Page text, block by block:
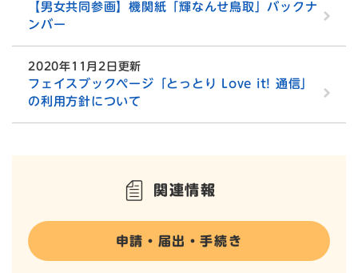
【男女共同参画】機関紙「輝なんせ鳥取」バックナ
ンバー
2020年11月2日更新
フェイスブックページ「とっとり Love it! 通信」
の利用方針について
関連情報
申請・届出・手続き